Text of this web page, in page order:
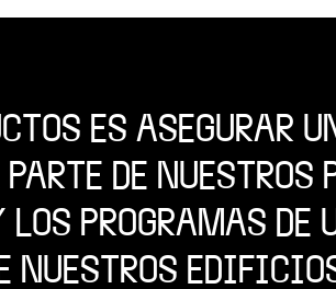
ES ASEGURAR
DE NUESTROS
PROGRAMAS
NUESTROS